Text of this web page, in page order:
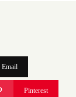
Email
Pinterest